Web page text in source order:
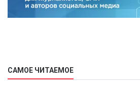
САМОЕ ЧИТАЕМОЕ